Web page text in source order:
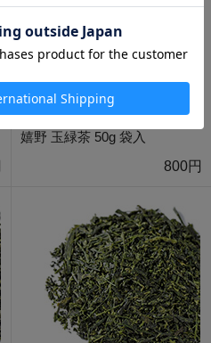
嬉野 玉緑茶 50g 袋入
800円